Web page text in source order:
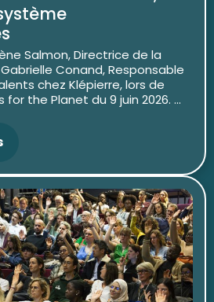
Salmon, Directrice de la
Conand, Responsable
chez Klépierre, lors de
the Planet du 9 juin 2026. ...